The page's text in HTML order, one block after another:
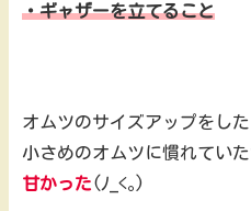
・ギャザーを立てること
オムツのサイズアップをし
小さめのオムツに慣れていた
甘かった(ﾉ_<｡)